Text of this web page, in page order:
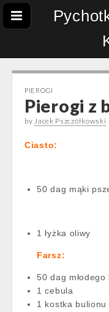
PIEROGI
Pierogi z
byJacek Pszczółkowski
Ciasto:
50 dag mąki
1 łyżka oliwy
Farsz:
50 dag młodego
1 cebula
1 kostka bulionu